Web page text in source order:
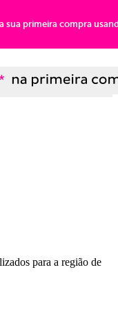
sua primeira compra
para a região de